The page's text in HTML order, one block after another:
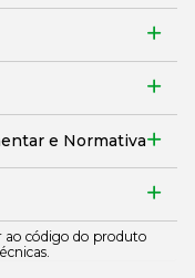
e Normativa
ao código do produto